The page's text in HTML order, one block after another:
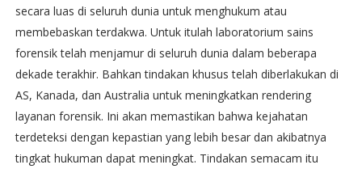
secara luas di seluruh dunia untuk menghukum atau
membebaskan terdakwa. Untuk itulah laboratorium sains
forensik telah menjamur di seluruh dunia dalam beberapa
dekade terakhir. Bahkan tindakan khusus telah diberlakukan di
AS, Kanada, dan Australia untuk meningkatkan rendering
layanan forensik. Ini akan memastikan bahwa kejahatan
terdeteksi dengan kepastian yang lebih besar dan akibatnya
tingkat hukuman dapat meningkat. Tindakan semacam itu